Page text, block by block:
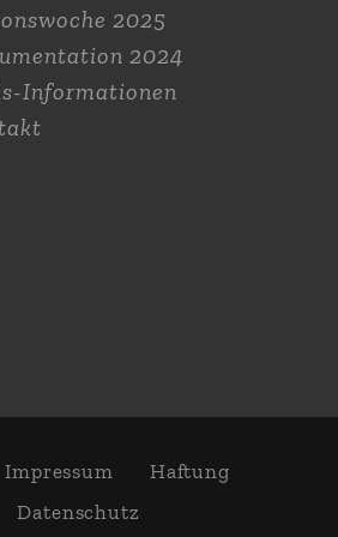
2025
2024
Informationen
Impressum
Haftung
Daten­schutz